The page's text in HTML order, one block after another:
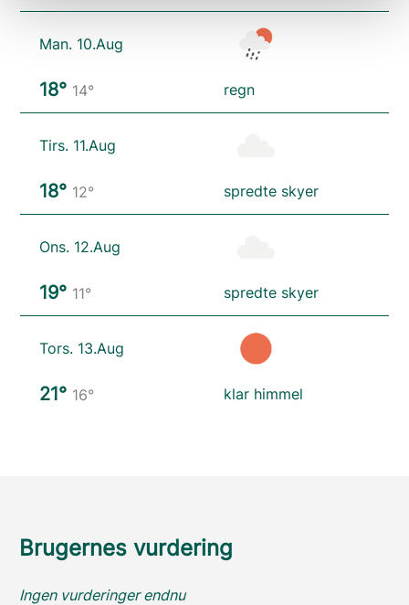
Man. 10.Aug
18° 14° regn
Tirs. 11.Aug
18° 12° spredte skyer
Ons. 12.Aug
19° 11° spredte skyer
Tors. 13.Aug
21° 16° klar himmel
Brugernes vurdering
Ingen vurderinger endnu